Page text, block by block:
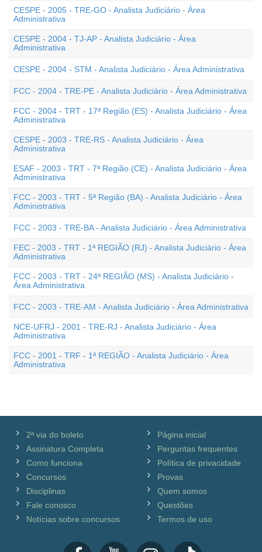
CESPE - 2005 - TRE-GO - Analista Judiciário - Área
Administrativa
CESPE - 2004 - TJ-AP - Analista Judiciário - Área
Administrativa
CESPE - 2004 - STM - Analista Judiciário - Área Administrativa
FCC - 2004 - TRE-PE - Analista Judiciário - Área Administrativa
FCC - 2004 - TRT - 17ª Região (ES) - Analista Judiciário - Área
Administrativa
CESPE - 2003 - TRE-RS - Analista Judiciário - Área
Administrativa
ESAF - 2003 - TRT - 7ª Região (CE) - Analista Judiciário - Área
Administrativa
FCC - 2003 - TRT - 5ª Região (BA) - Analista Judiciário - Área
Administrativa
FCC - 2003 - TRE-BA - Analista Judiciário - Área Administrativa
FEC - 2003 - TRT - 1ª REGIÃO (RJ) - Analista Judiciário - Área
Administrativa
FCC - 2003 - TRT - 24ª REGIÃO (MS) - Analista Judiciário -
Área Administrativa
FCC - 2003 - TRE-AM - Analista Judiciário - Área Administrativa
NCE-UFRJ - 2001 - TRE-RJ - Analista Judiciário - Área
Administrativa
FCC - 2001 - TRF - 1ª REGIÃO - Analista Judiciário - Área
Administrativa
2ª via do boleto
Assinatura Completa
Como funciona
Concursos
Disciplinas
Fale conosco
Notícias sobre concursos
Página inicial
Perguntas frequentes
Política de privacidade
Provas
Quem somos
Questões
Termos de uso